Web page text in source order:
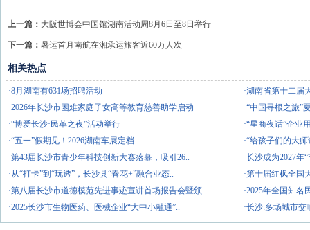
上一篇： 大阪世博会中国馆湖南活动周8月6日至8日举行
下一篇： 暑运首月南航在湘承运旅客近60万人次
相关热点
·8月湖南有631场招聘活动
·湖南省第十二届
·2026年长沙市困难家庭子女高等教育慈善助学启动
·“中国寻根之旅”
·“博爱长沙·民革之夜”活动举行
·“星商夜话”企业
·“五一”假期见！2026湖南车展定档
·“给孩子们的大
·第43届长沙市青少年科技创新大赛落幕，吸引26..
·长沙成为2027年
·从“打卡”到“玩透”，长沙县“春花+”融合业态..
·第十届红枫全国
·第八届长沙市道德模范先进事迹宣讲首场报告会暨颁..
·2025年全国知名
·2025长沙市生物医药、医械企业“大中小融通”..
·长沙:多场城市